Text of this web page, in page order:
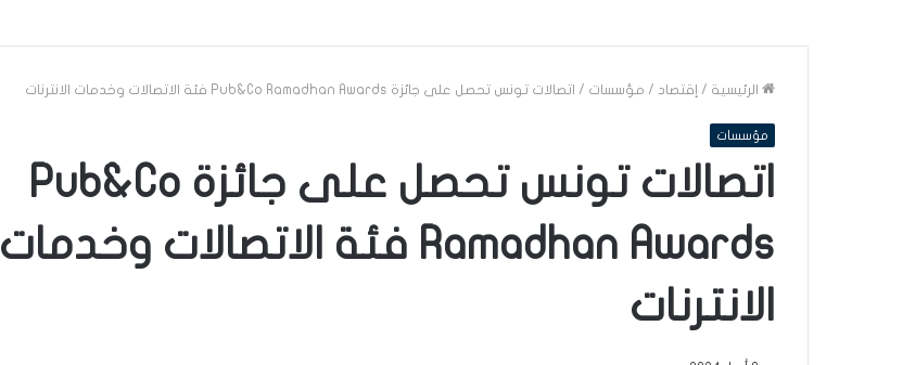
الرئيسية / إقتصاد / مؤسسات / اتصالات تونس تحصل على جائزة Pub&Co Ramadhan Awards فئة الاتصالات وخدمات الانترنات
مؤسسات
اتصالات تونس تحصل على جائزة Pub&Co
Ramadhan Awards فئة الاتصالات وخدمات
الانترنات